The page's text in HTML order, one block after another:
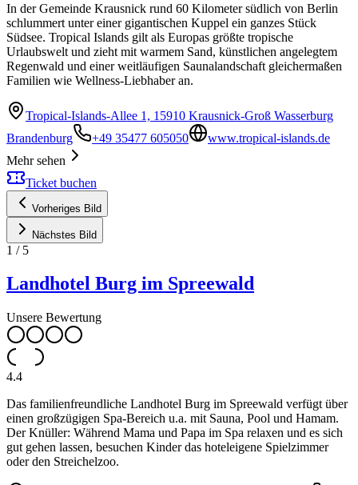
In der Gemeinde Krausnick rund 60 Kilometer südlich von Berlin
schlummert unter einer gigantischen Kuppel ein ganzes Stück
Südsee. Tropical Islands gilt als Europas größte tropische
Urlaubswelt und zieht mit warmem Sand, künstlichen angelegtem
Regenwald und einer weitläufigen Saunalandschaft gleichermaßen
Familien wie Wellness-Liebhaber an.
Tropical-Islands-Allee 1, 15910 Krausnick-Groß Wasserburg
Brandenburg
+49 35477 605050
www.tropical-islands.de
Mehr sehen
Ticket buchen
Vorheriges Bild
Nächstes Bild
1 / 5
Landhotel Burg im Spreewald
Unsere Bewertung
4.4
Das familienfreundliche Landhotel Burg im Spreewald verfügt über
einen großzügigen Spa-Bereich u.a. mit Sauna, Pool und Hamam.
Der Knüller: Während Mama und Papa im Spa relaxen und es sich
gut gehen lassen, besuchen Kinder das hoteleigene Spielzimmer
oder den Streichelzoo.